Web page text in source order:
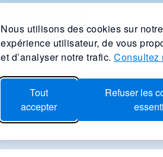
Nous utilisons des cookies sur
expérience utilisateur, de vous
et d’analyser notre trafic. Consultez
Tout
accepter
Refuser les